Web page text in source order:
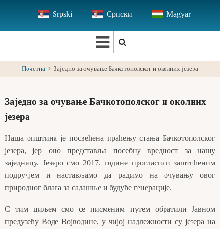
main
Srpski Српски Magyar
Почетна Заједно за очување Бачкотополског и околних језера
Заједно за очување Бачкотополског и околних
језера
Наша општина је посвећена праћењу стања Бачкотополског
језера, јер оно представља посебну вредност за нашу
заједницу. Језеро смо 2017. године прогласили заштићеним
подручјем и настављамо да радимо на очувању овог
природног блага за садашње и будуће генерације.
С тим циљем смо се писменим путем обратили Јавном
предузећу Воде Војводине, у чијој надлежности су језера на